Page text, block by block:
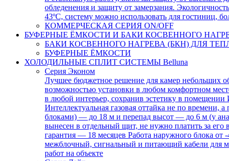
обледенения и защиту от замерзания.
43ºC, систему можно использовать для гостиниц,
КОММЕРЧЕСКАЯ СЕРИЯ ON/OFF
БУФЕРНЫЕ ЁМКОСТИ И БАКИ КОСВЕННОГО
БАКИ КОСВЕННОГО НАГРЕВА (БКН) ДЛЯ
БУФЕРНЫЕ ЁМКОСТИ
ХОЛОДИЛЬНЫЕ СПЛИТ СИСТЕМЫ Belluna
Серия Эконом
Лучшее бюджетное решение для камер небольших
возможностью установки в любом комфортном
в любой интерьер, сохранив эстетику в помещении
Интеллектуальная газовая оттайка не по
блоками) — до 18 м и перепад высот — до 6 м (у
вынесен в отдельный щит, не нужно платить за
гарантия — 18 месяцев Работа наружного блока
межблочный, сигнальный и питающий кабели для
работ на объекте